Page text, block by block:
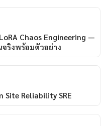
Chaos Engineering —
ริงพร้อมตัวอย่าง
Site Reliability SRE